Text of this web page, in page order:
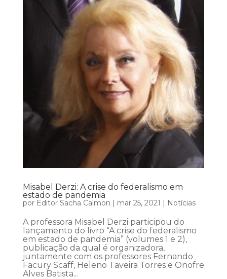
Misabel Derzi: A crise do federalismo em
estado de pandemia
por Editor Sacha Calmon | mar 25, 2021 | Notícias
A professora Misabel Derzi participou do
lançamento do livro “A crise do federalismo
em estado de pandemia” (volumes 1 e 2),
publicação da qual é organizadora,
juntamente com os professores Fernando
Facury Scaff, Heleno Taveira Torres e Onofre
Alves Batista...